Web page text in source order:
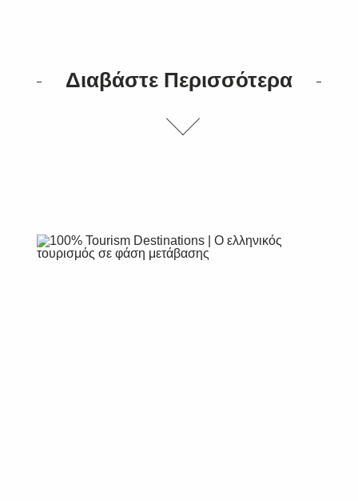
Διαβάστε Περισσότερα